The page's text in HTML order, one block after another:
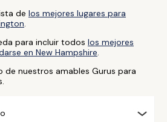
de los mejores lugares para
.
para incluir todos los mejores
en New Hampshire.
de nuestros amables Gurus para